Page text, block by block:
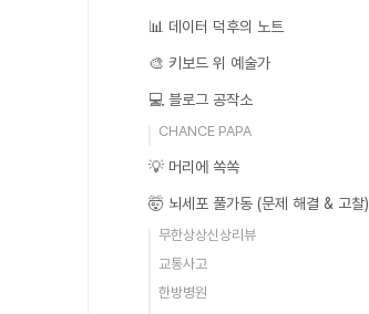
📊 데이터 덕후의 노트
🎨 키보드 위 예술가
💻 블로그 공작소
CHANCE PAPA
💡 머리에 쏙쏙
🤯 뇌세포 풀가동 (문제 해결 & 고찰)
무한상상신상리뷰
교통사고
한방병원